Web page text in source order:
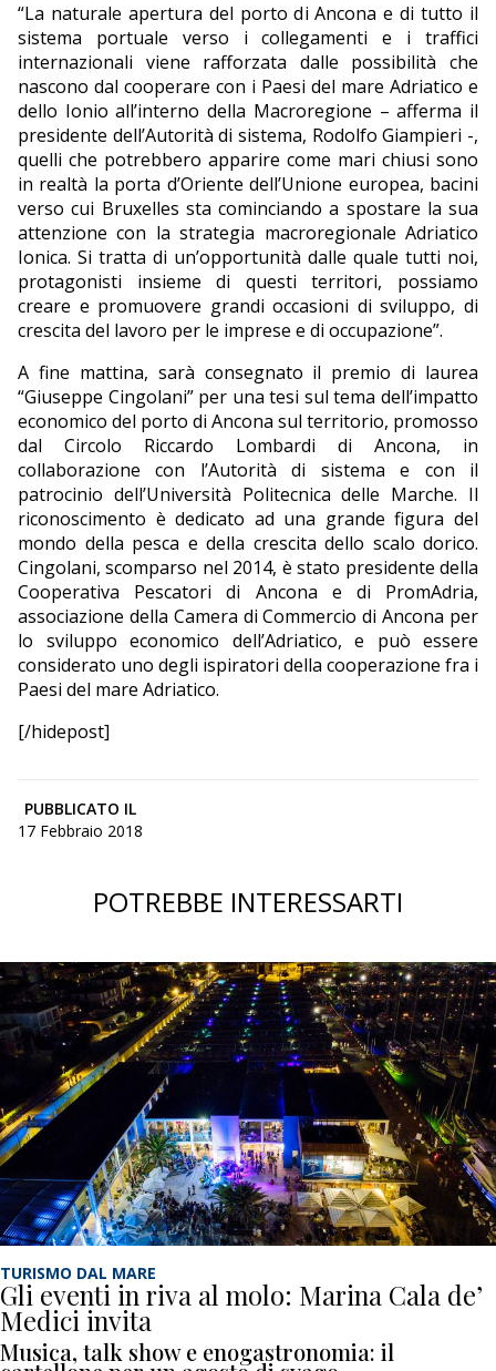
“La naturale apertura del porto di Ancona e di tutto il
sistema portuale verso i collegamenti e i traffici
internazionali viene rafforzata dalle possibilità che
nascono dal cooperare con i Paesi del mare Adriatico e
dello Ionio all’interno della Macroregione – afferma il
presidente dell’Autorità di sistema, Rodolfo Giampieri -,
quelli che potrebbero apparire come mari chiusi sono
in realtà la porta d’Oriente dell’Unione europea, bacini
verso cui Bruxelles sta cominciando a spostare la sua
attenzione con la strategia macroregionale Adriatico
Ionica. Si tratta di un’opportunità dalle quale tutti noi,
protagonisti insieme di questi territori, possiamo
creare e promuovere grandi occasioni di sviluppo, di
crescita del lavoro per le imprese e di occupazione”.
A fine mattina, sarà consegnato il premio di laurea
“Giuseppe Cingolani” per una tesi sul tema dell’impatto
economico del porto di Ancona sul territorio, promosso
dal Circolo Riccardo Lombardi di Ancona, in
collaborazione con l’Autorità di sistema e con il
patrocinio dell’Università Politecnica delle Marche. Il
riconoscimento è dedicato ad una grande figura del
mondo della pesca e della crescita dello scalo dorico.
Cingolani, scomparso nel 2014, è stato presidente della
Cooperativa Pescatori di Ancona e di PromAdria,
associazione della Camera di Commercio di Ancona per
lo sviluppo economico dell’Adriatico, e può essere
considerato uno degli ispiratori della cooperazione fra i
Paesi del mare Adriatico.
[/hidepost]
PUBBLICATO IL
17 Febbraio 2018
POTREBBE INTERESSARTI
TURISMO DAL MARE
Gli eventi in riva al molo: Marina Cala de’
Medici invita
Musica, talk show e enogastronomia: il